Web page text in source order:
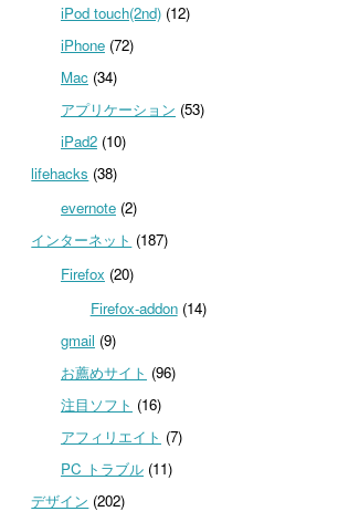
iPod touch(2nd)(12)
iPhone(72)
Mac(34)
アプリケーション (53)
iPad2(10)
lifehacks (38)
evernote(2)
インターネット (187)
Firefox (20)
Firefox-addon(14)
gmail (9)
お薦めサイト (96)
注目ソフト (16)
アフィリエイト (7)
PC トラブル(11)
デザイン (202)